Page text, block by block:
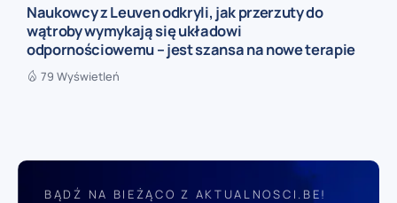
Naukowcy z Leuven odkryli, jak przerzuty do
wątroby wymykają się układowi
odpornościowemu – jest szansa na nowe terapie
79 Wyświetleń
BĄDŹ NA BIEŻĄCO Z AKTUALNOSCI.BE!